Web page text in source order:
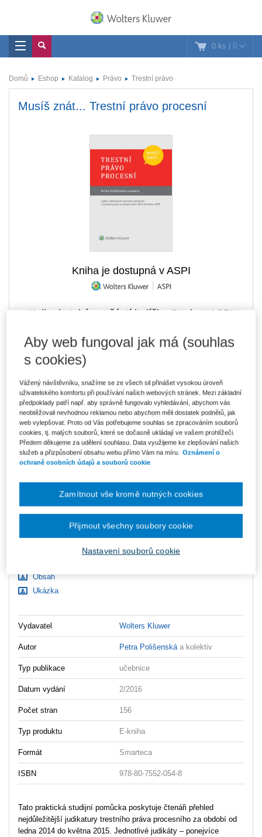
0 ks | 0
Domů Eshop Katalog Právo Trestní právo
Musíš znát... Trestní právo procesní
Kniha je dostupná v ASPI
Kniha je také součástí balíčku Student ASPI
E-kniha Smarteca
V prodeji - ihned k dispozici
Co je Smarteca?
149 Kč
měsíčně
Půjčit si e-knihu online Smarteca
V prodeji - ihned k dispozici
Co je Smarteca?
Co je pronájem Smarteca?
důvodů nemůžeme vystavovat daňové doklady. Budou vám
ks
Ceny jsou včetně DPH
Obsah
Ukázka
Vydavatel Wolters Kluwer
Autor Petra Polišenská a kolektiv
Typ publikace učebnice
Datum vydání 2/2016
Počet stran 156
Typ produktu E-kniha
Formát Smarteca
ISBN 978-80-7552-054-8
Tato praktická studijní pomůcka poskytuje čtenáři přehled
nejdůležitější judikatury trestního práva procesního za období od
ledna 2014 do května 2015. Jednotlivé judikáty – ponejvíce
Aby web fungoval jak má (souhlas
s cookies)
Vážený návštěvníku, snažíme se ze všech sil přinášet vysokou úroveň
uživatelského komfortu při používání našich webových stránek. Mezi základní
předpoklady patří např. aby správně fungovalo vyhledávání, abychom vás
neobtěžovali nevhodnou reklamou nebo abychom měli dostatek podnětů, jak
web vylepšovat. Proto od Vás potřebujeme souhlas se zpracováním souborů
cookies, tj. malých souborů, které se dočasně ukládají ve vašem prohlížeči.
Předem děkujeme za udělení souhlasu. Data využijeme ke zlepšování našich
služeb a přizpůsobení obsahu webu přímo Vám na míru. Oznámení o
ochraně osobních údajů a souborů cookie
Nastavení souborů cookie
Zamítnout vše kromě nutných cookies
Přijmout všechny soubory cookie